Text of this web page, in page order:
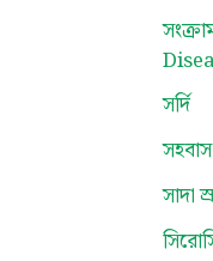
সর্দি
সহবাস
সাদা